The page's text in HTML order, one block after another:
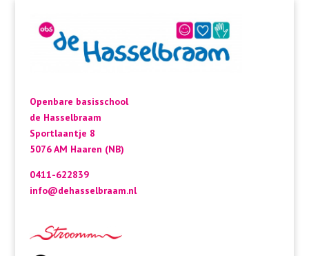
Openbare basisschool
de Hasselbraam
Sportlaantje 8
5076 AM Haaren (NB)
0411-622839
info@dehasselbraam.nl